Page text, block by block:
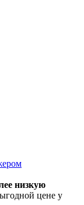
низкую
цене у